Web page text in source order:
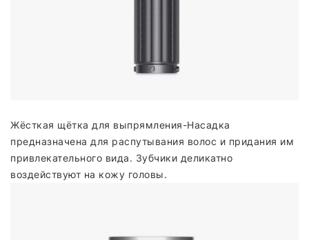
Жёсткая щётка для выпрямления-Насадка
предназначена для распутывания волос и придания им
привлекательного вида. Зубчики деликатно
воздействуют на кожу головы.